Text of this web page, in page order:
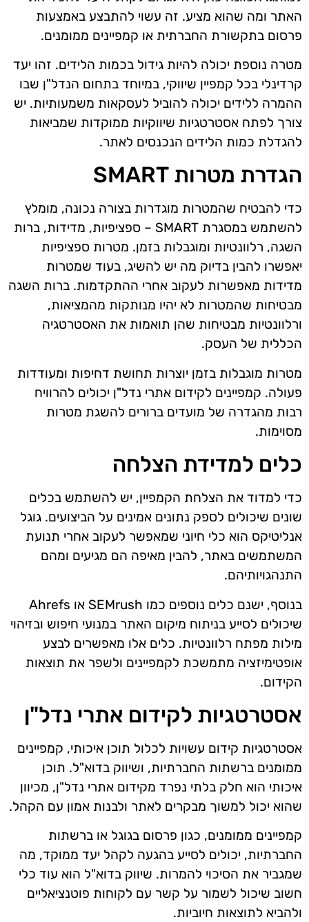
האתר ומה שהוא מציע. זה עשוי להתבצע באמצעות
פרסום בתקשורת החברתית או קמפיינים ממומנים.
מטרה נוספת יכולה להיות גידול בכמות הלידים. זהו יעד
קרדינלי בכל קמפיין שיווקי, במיוחד בתחום הנדל"ן שבו
ההמרה ללידים יכולה להוביל לעסקאות משמעותיות. יש
צורך לפתח אסטרטגיות שיווקיות ממוקדות שמביאות
להגדלת כמות הלידים הנכנסים לאתר.
הגדרת מטרות SMART
כדי להבטיח שהמטרות מוגדרות בצורה נכונה, מומלץ
להשתמש במסגרת SMART – ספציפיות, מדידות, ברות
השגה, רלוונטיות ומוגבלות בזמן. מטרות ספציפיות
יאפשרו להבין בדיוק מה יש להשיג, בעוד שמטרות
מדידות מאפשרות לעקוב אחרי ההתקדמות. ברות השגה
מבטיחות שהמטרות לא יהיו מנותקות מהמציאות,
ורלוונטיות מבטיחות שהן תואמות את האסטרטגיה
הכללית של העסק.
מטרות מוגבלות בזמן יוצרות תחושת דחיפות ומעודדות
פעולה. קמפיינים לקידום אתרי נדל"ן יכולים להרוויח
רבות מהגדרה של מועדים ברורים להשגת מטרות
מסוימות.
כלים למדידת הצלחה
כדי למדוד את הצלחת הקמפיין, יש להשתמש בכלים
שונים שיכולים לספק נתונים אמינים על הביצועים. גוגל
אנליטיקס הוא כלי חיוני שמאפשר לעקוב אחרי תנועת
המשתמשים באתר, להבין מאיפה הם מגיעים ומהם
התנהגויותיהם.
בנוסף, ישנם כלים נוספים כמו SEMrush או Ahrefs
שיכולים לסייע בניתוח מיקום האתר במנועי חיפוש ובזיהוי
מילות מפתח רלוונטיות. כלים אלו מאפשרים לבצע
אופטימיזציה מתמשכת לקמפיינים ולשפר את תוצאות
הקידום.
אסטרטגיות לקידום אתרי נדל"ן
אסטרטגיות קידום עשויות לכלול תוכן איכותי, קמפיינים
ממומנים ברשתות החברתיות, ושיווק בדוא"ל. תוכן
איכותי הוא חלק בלתי נפרד מקידום אתרי נדל"ן, מכיוון
שהוא יכול למשוך מבקרים לאתר ולבנות אמון עם הקהל.
קמפיינים ממומנים, כגון פרסום בגוגל או ברשתות
החברתיות, יכולים לסייע בהגעה לקהל יעד ממוקד, מה
שמגביר את הסיכוי להמרות. שיווק בדוא"ל הוא עוד כלי
חשוב שיכול לשמור על קשר עם לקוחות פוטנציאליים
ולהביא לתוצאות חיוביות.